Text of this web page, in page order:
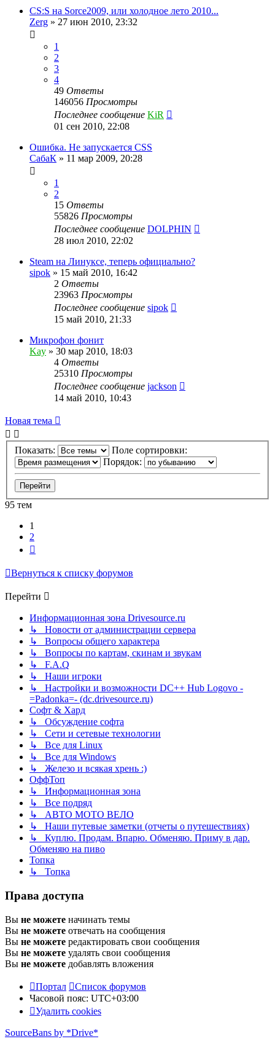
CS:S на Sorce2009, или холодное лето 2010...
Zerg » 27 июн 2010, 23:32
1
2
3
4
49 Ответы
146056 Просмотры
Последнее сообщение KiR
01 сен 2010, 22:08
Ошибка. Не запускается CSS
СабаК » 11 мар 2009, 20:28
1
2
15 Ответы
55826 Просмотры
Последнее сообщение DOLPHIN
28 июл 2010, 22:02
Steam на Линуксе, теперь официально?
sipok » 15 май 2010, 16:42
2 Ответы
23963 Просмотры
Последнее сообщение sipok
15 май 2010, 21:33
Микрофон фонит
Kay » 30 мар 2010, 18:03
4 Ответы
25310 Просмотры
Последнее сообщение jackson
14 май 2010, 10:43
Новая тема
Показать:
Поле сортировки:
Порядок:
95 тем
1
2
Вернуться к списку форумов
Перейти
Информационная зона Drivesource.ru
↳ Новости от администрации сервера
↳ Вопросы общего характера
↳ Вопросы по картам, скинам и звукам
↳ F.A.Q
↳ Наши игроки
↳ Настройки и возможности DC++ Hub Logovo -
=Padonka=- (dc.drivesource.ru)
Софт & Хард
↳ Обсуждение софта
↳ Сети и сетевые технологии
↳ Все для Linux
↳ Все для Windows
↳ Железо и всякая хрень :)
ОффТоп
↳ Информационная зона
↳ Все подряд
↳ АВТО МОТО ВЕЛО
↳ Наши путевые заметки (отчеты о путешествиях)
↳ Куплю. Продам. Впарю. Обменяю. Приму в дар.
Обменяю на пиво
Топка
↳ Топка
Права доступа
Вы не можете начинать темы
Вы не можете отвечать на сообщения
Вы не можете редактировать свои сообщения
Вы не можете удалять свои сообщения
Вы не можете добавлять вложения
Портал
Список форумов
Часовой пояс: UTC+03:00
Удалить cookies
SourceBans by *Drive*